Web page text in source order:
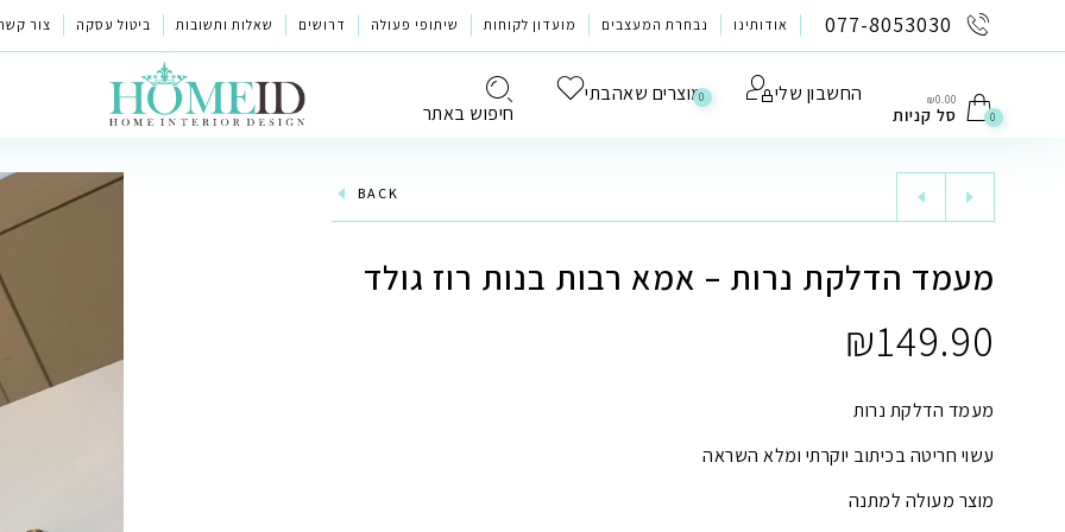
077-8053030 אודותינו נבחרת המעצבים מועדון לקוחות שיתופי פעולה דרושים שאלות ותשובות ביטול עסקה צור
חיפוש באתר
0מוצרים שאהבתי החשבון שלי ₪0.00
סל קניות 0
BACK
מעמד הדלקת נרות – אמא רבות בנות רוז גולד
₪149.90
מעמד הדלקת נרות
עשוי חריטה בכיתוב יוקרתי ומלא השראה
מוצר מעולה למתנה